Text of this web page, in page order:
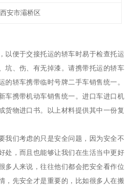
西安市灞桥区
以便于交接托运的轿车时易于检查托运
坑、伤、有无掉漆。请携带托运的轿车
的轿车携带临时号牌二手车销售统一。
车携带机动车销售统一。进口车进口机
货物进口书。以上材料提供其中一份复
我们考虑的只是安全问题，因为安全不
处，而且也能够让我们在生活当中更好
多人来说，往往他们都会把安全看作位
，先安全才是重要的，比如很多人在搬